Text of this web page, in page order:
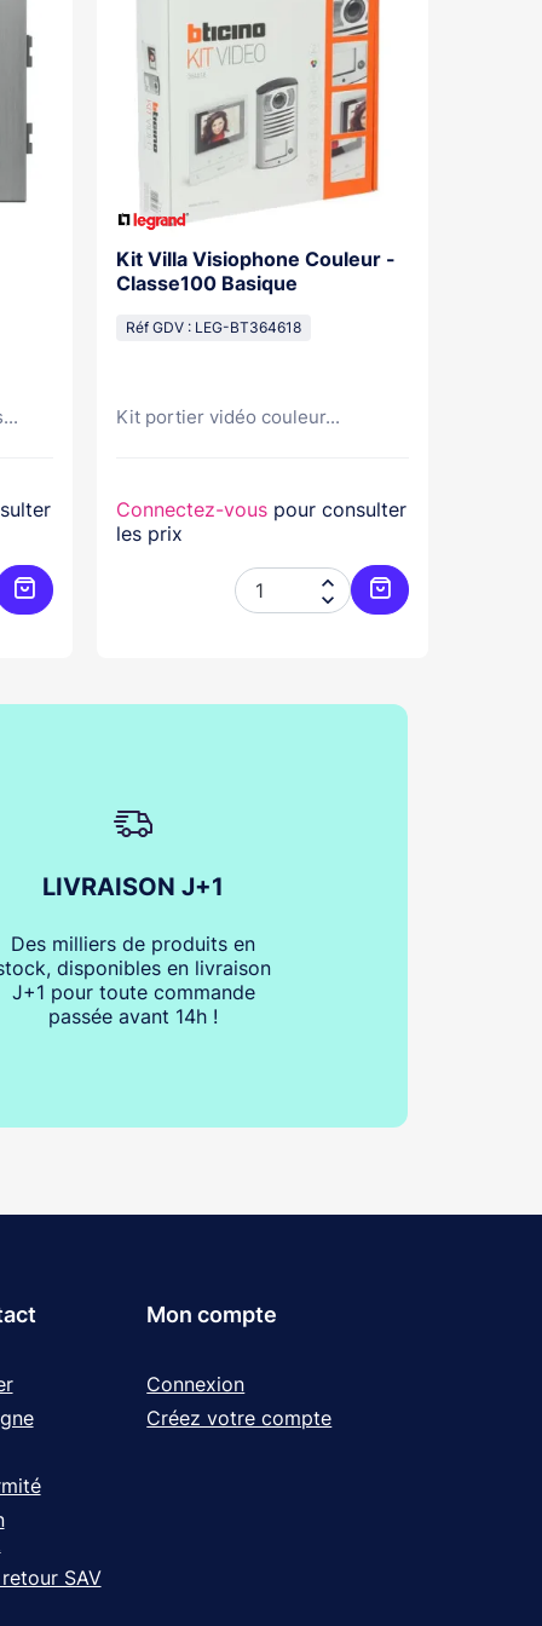
Ajouter au panier
Kit Villa Visiophone Couleur -
Classe100 Basique
Réf GDV : LEG-BT364618
Kit portier vidéo couleur...
Connectez-vous pour consulter
les prix


Ajouter au panier
LIVRAISON J+1
Des milliers de produits en
disponibles en livraison
J+1 pour toute commande
passée avant 14h !
SAV
Mon compte
Connexion
Créez votre compte